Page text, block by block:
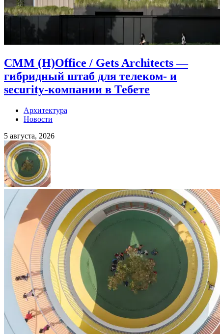
CMM (H)Office / Gets Architects —
гибридный штаб для телеком- и
security-компании в Тебете
Архитектура
Новости
5 августа, 2026